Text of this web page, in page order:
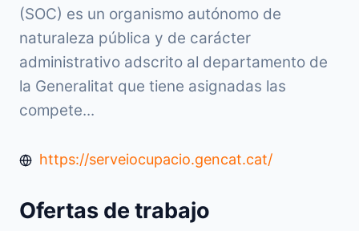
(SOC) es un organismo autónomo de
naturaleza pública y de carácter
administrativo adscrito al departamento de
la Generalitat que tiene asignadas las
compete...
https://serveiocupacio.gencat.cat/
Ofertas de trabajo